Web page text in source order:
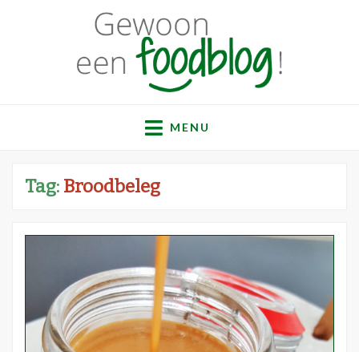
Gewoon een
foodblog!
recepten
MENU
Tag: Broodbeleg